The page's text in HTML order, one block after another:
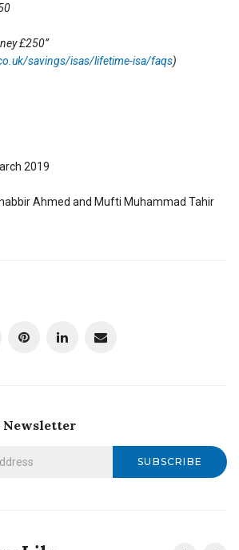
£250”
savings/isas/lifetime-isa/faqs)
2019
Ahmed and Mufti Muhammad Tahir
Newsletter
SUBSCRIBE